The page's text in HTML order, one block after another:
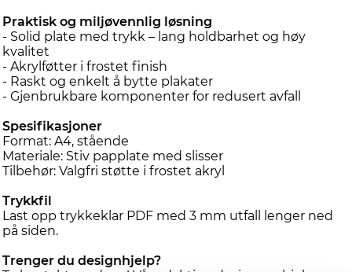
Praktisk og miljøvennlig løsning
- Solid plate med trykk – lang holdbarhet og høy
kvalitet
- Akrylføtter i frostet finish
- Raskt og enkelt å bytte plakater
- Gjenbrukbare komponenter for redusert avfall
Spesifikasjoner
Format: A4, stående
Materiale: Stiv papplate med slisser
Tilbehør: Valgfri støtte i frostet akryl
Trykkfil
Last opp trykkeklar PDF med 3 mm utfall lenger ned
på siden.
Trenger du designhjelp?